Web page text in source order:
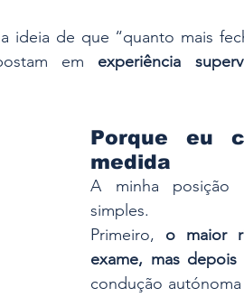
ideia de que “quanto mais
em experiência
Porque eu
medida
A minha posição
simples.
Primeiro, o maior
exame, mas depois
condução